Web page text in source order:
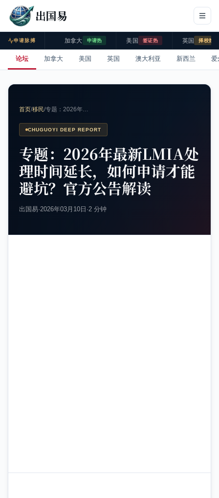
出国易
申请脉搏 加拿大 申请热 美国 签证热 英国 择校热
论坛 加拿大 美国 英国 澳大利亚 新西兰 爱
首页/移民/专题：2026年…
CHUGUOYI DEEP REPORT
专题：2026年最新LMIA处
理时间延长，如何申请才能
避坑？官方公告解读
出国易·2026年03月10日 ·2 分钟